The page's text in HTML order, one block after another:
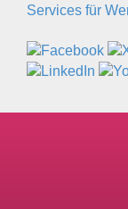
Services für